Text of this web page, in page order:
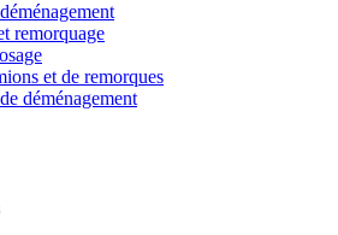
remorquage
et de remorques
déménagement